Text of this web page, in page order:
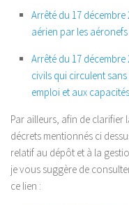
Galeries
Galerie photo
Galerie video
Téléchargements
Espace Client
Arrêté du 17 décembre
aérien par les
Arrêté du 17
civils qui circulent
emploi et aux
Par ailleurs, afin de clarifier
décrets mentionnés ci
relatif au dépôt et à la
je vous suggère de
ce lien :